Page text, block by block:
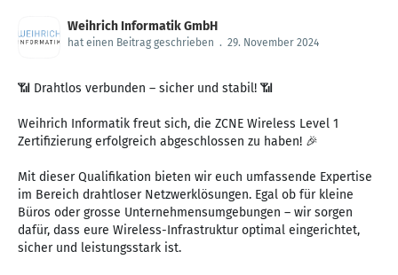
Weihrich Informatik GmbH
hat einen Beitrag geschrieben . 29. November 2024
📶 Drahtlos verbunden – sicher und stabil! 📶
Weihrich Informatik freut sich, die ZCNE Wireless Level 1
Zertifizierung erfolgreich abgeschlossen zu haben! 🎉
Mit dieser Qualifikation bieten wir euch umfassende Expertise
im Bereich drahtloser Netzwerklösungen. Egal ob für kleine
Büros oder grosse Unternehmensumgebungen – wir sorgen
dafür, dass eure Wireless-Infrastruktur optimal eingerichtet,
sicher und leistungsstark ist.